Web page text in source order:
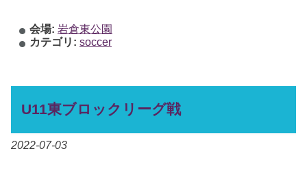
会場: 岩倉東公園
カテゴリ: soccer
U11東ブロックリーグ戦
2022-07-03